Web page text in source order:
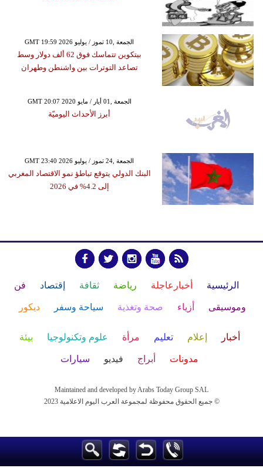
GMT 19:59 2026 الجمعة ,10 تموز / يوليو
بيتكوين تتماسك فوق 62 ألف دولار وسط
تصاعد التوترات بين واشنطن وطهران
GMT 20:07 2020 الجمعة ,01 أيار / مايو
أبرز الأحداث اليوميّة
GMT 23:40 2026 الجمعة ,24 تموز / يوليو
البنك الدولي يتوقع تباطؤ نمو الاقتصاد المغربي
إلى 4.2% في 2026
الرئيسية أخبارعاجلة رياضة ثقافة إقتصاد فن
وموسيقى أزياء صحة وتغذية سياحة وسفر ديكور
أخبار إعلام تعليم مرأة علوم وتكنولوجيا بيئة
مدونات أبراج فيديو سيارات
Maintained and developed by Arabs Today Group SAL
جميع الحقوق محفوظة لمجموعة العرب اليوم الاعلامية 2023 ©